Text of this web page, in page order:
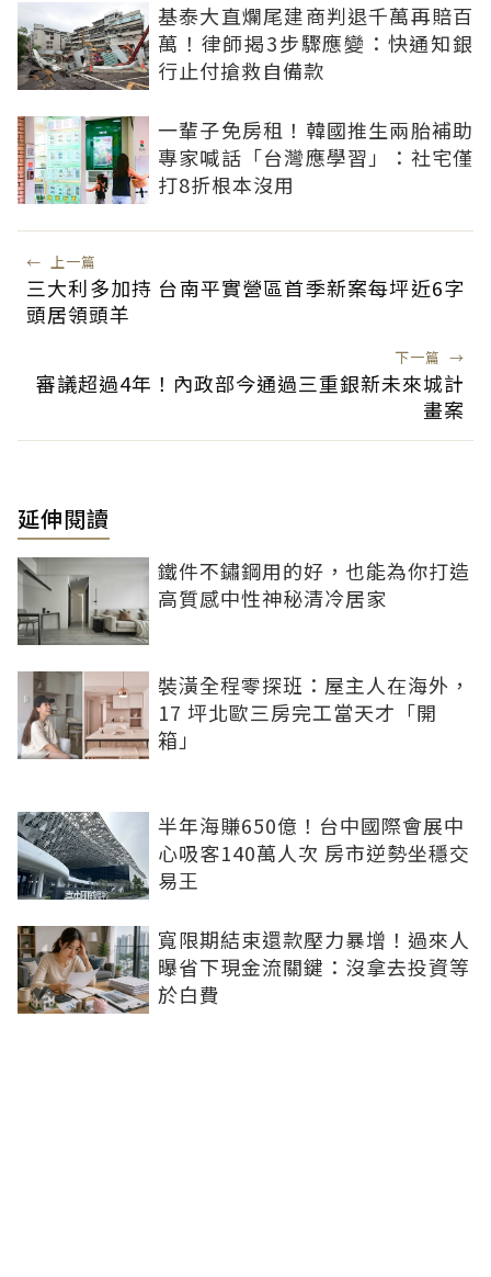
基泰大直爛尾建商判退千萬再賠百
萬！律師揭3步驟應變：快通知銀
行止付搶救自備款
一輩子免房租！韓國推生兩胎補助
專家喊話「台灣應學習」：社宅僅
打8折根本沒用
← 上一篇
三大利多加持 台南平實營區首季新案每坪近6字
頭居領頭羊
下一篇 →
審議超過4年！內政部今通過三重銀新未來城計
畫案
延伸閱讀
鐵件不鏽鋼用的好，也能為你打造
高質感中性神秘清冷居家
裝潢全程零探班：屋主人在海外，
17 坪北歐三房完工當天才「開
箱」
半年海賺650億！台中國際會展中
心吸客140萬人次 房市逆勢坐穩交
易王
寬限期結束還款壓力暴增！過來人
曝省下現金流關鍵：沒拿去投資等
於白費